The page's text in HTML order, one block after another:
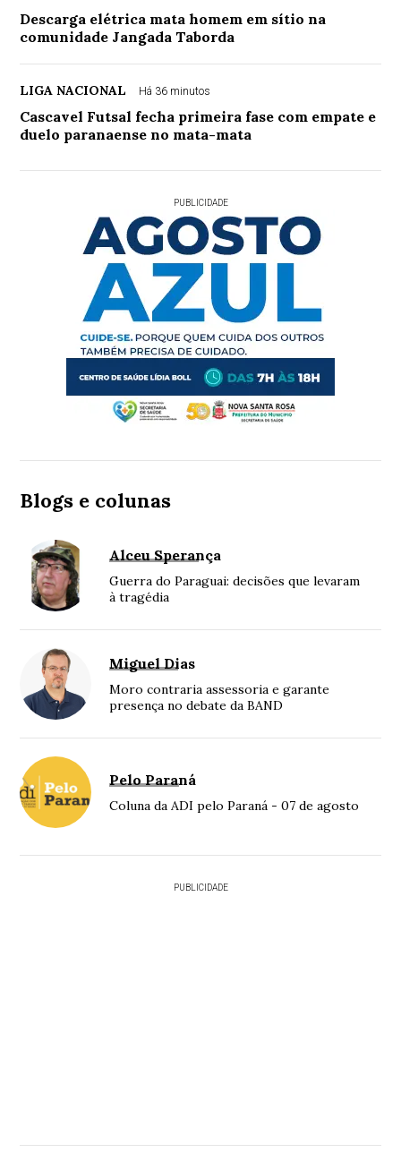
Descarga elétrica mata homem em sítio na
comunidade Jangada Taborda
LIGA NACIONAL Há 36 minutos
Cascavel Futsal fecha primeira fase com empate e
duelo paranaense no mata-mata
PUBLICIDADE
Blogs e colunas
Alceu Sperança
Guerra do Paraguai: decisões que levaram
à tragédia
Miguel Dias
Moro contraria assessoria e garante
presença no debate da BAND
Pelo Paraná
Coluna da ADI pelo Paraná - 07 de agosto
PUBLICIDADE